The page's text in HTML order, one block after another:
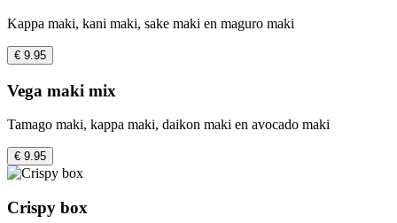
Kappa maki, kani maki, sake maki en maguro maki
€ 9.95
Vega maki mix
Tamago maki, kappa maki, daikon maki en avocado maki
€ 9.95
Crispy box